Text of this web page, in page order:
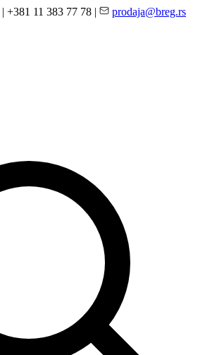
| +381 11 383 77 78 | prodaja@breg.rs